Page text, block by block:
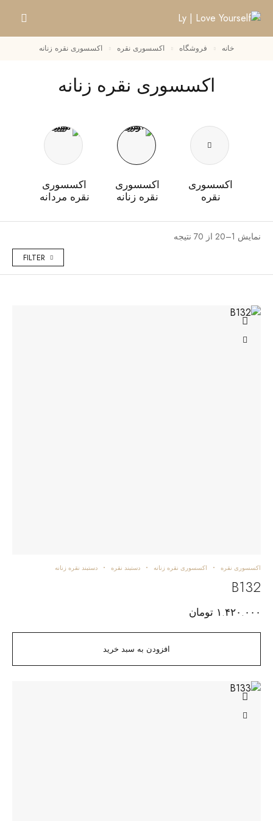
خانه فروشگاه اکسسوری نقره اکسسوری نقره زنانه
اکسسوری نقره زنانه
اکسسوری
نقره
اکسسوری
نقره زنانه
اکسسوری
نقره مردانه
نمایش 1–20 از 70 نتیجه
FILTER
افزودن به سبد خرید
اکسسوری نقره اکسسوری نقره زنانه دستبند نقره دستبند نقره زنانه
B132
۱.۴۲۰.۰۰۰ تومان